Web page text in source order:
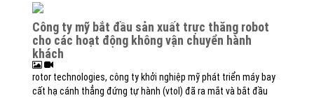
công ty mỹ bắt đầu sản xuất trực thăng robot
cho các hoạt động không vận chuyển hành
khách
rotor technologies, công ty khởi nghiệp mỹ phát triển máy bay
cất hạ cánh thẳng đứng tự hành (vtol) đã ra mắt và bắt đầu